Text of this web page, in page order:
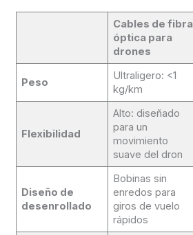
Cables de fibra
óptica para
drones
Peso
Ultraligero: <1
kg/km
Flexibilidad
Alto: diseñado
para un
movimiento
suave del dron
Diseño de
desenrollado
Bobinas sin
enredos para
giros de vuelo
rápidos